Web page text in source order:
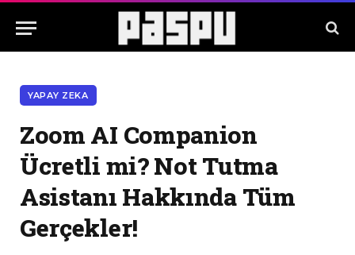
YAPAY ZEKA
Zoom AI Companion
Ücretli mi? Not Tutma
Asistanı Hakkında Tüm
Gerçekler!